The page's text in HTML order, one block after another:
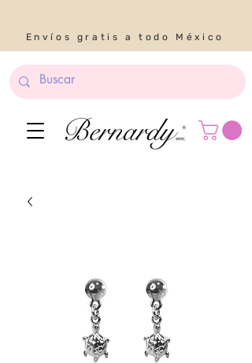
Envíos gratis a todo México